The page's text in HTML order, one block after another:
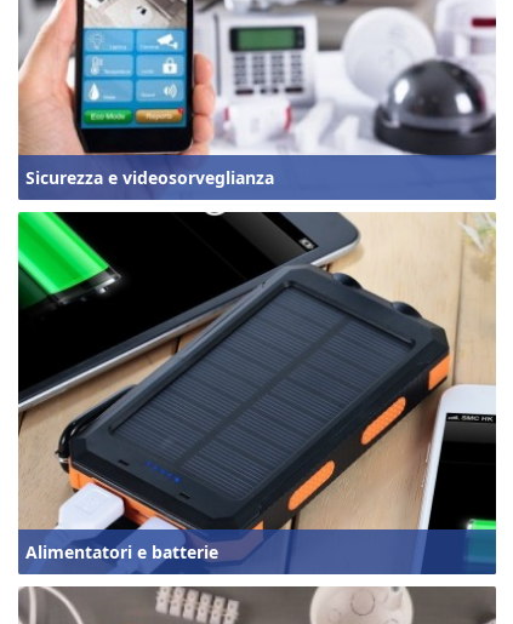
Sicurezza e videosorveglianza
Alimentatori e batterie